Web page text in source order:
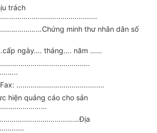
trách
minh thư nhân dân số
ngày…. tháng…. năm ……
...........................................
hiện quảng cáo cho sản